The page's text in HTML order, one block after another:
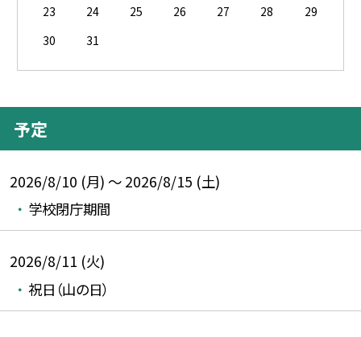
23
24 25 26 27 28
29
30
31
予定
2026/8/10 (月) ～ 2026/8/15 (土)
学校閉庁期間
2026/8/11 (火)
祝日（山の日）